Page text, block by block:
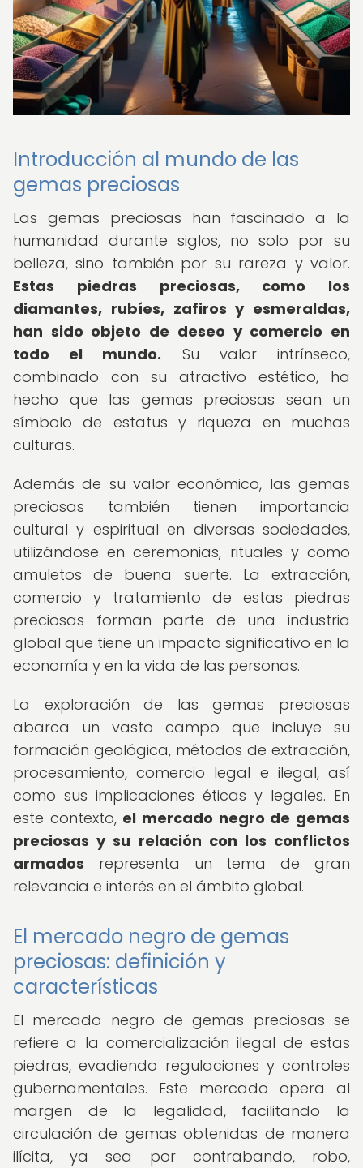
Introducción al mundo de las
gemas preciosas
Las gemas preciosas han fascinado a la
humanidad durante siglos, no solo por su
belleza, sino también por su rareza y valor.
Estas piedras preciosas, como los
diamantes, rubíes, zafiros y esmeraldas,
han sido objeto de deseo y comercio en
todo el mundo. Su valor intrínseco,
combinado con su atractivo estético, ha
hecho que las gemas preciosas sean un
símbolo de estatus y riqueza en muchas
culturas.
Además de su valor económico, las gemas
preciosas también tienen importancia
cultural y espiritual en diversas sociedades,
utilizándose en ceremonias, rituales y como
amuletos de buena suerte. La extracción,
comercio y tratamiento de estas piedras
preciosas forman parte de una industria
global que tiene un impacto significativo en la
economía y en la vida de las personas.
La exploración de las gemas preciosas
abarca un vasto campo que incluye su
formación geológica, métodos de extracción,
procesamiento, comercio legal e ilegal, así
como sus implicaciones éticas y legales. En
este contexto, el mercado negro de gemas
preciosas y su relación con los conflictos
armados representa un tema de gran
relevancia e interés en el ámbito global.
El mercado negro de gemas
preciosas: definición y
características
El mercado negro de gemas preciosas se
refiere a la comercialización ilegal de estas
piedras, evadiendo regulaciones y controles
gubernamentales. Este mercado opera al
margen de la legalidad, facilitando la
circulación de gemas obtenidas de manera
ilícita, ya sea por contrabando, robo,